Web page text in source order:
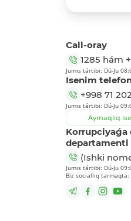
Call-oray
1285 hám
Jumıs tártibi: Dú-Ju
Isenim
+998 71
Jumıs tártibi: Dú-Ju
Aymaqlıq
Korrupciyaǵa
departamenti
(Ishki
Jumıs tártibi: Dú-Ju
Biz sociallıq tarmaqta: